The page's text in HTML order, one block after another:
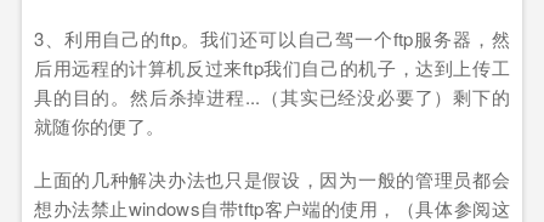
3、利用自己的ftp。我们还可以自己驾一个ftp服务器，然
后用远程的计算机反过来ftp我们自己的机子，达到上传工
具的目的。然后杀掉进程...（其实已经没必要了）剩下的
就随你的便了。
上面的几种解决办法也只是假设，因为一般的管理员都会
想办法禁止windows自带tftp客户端的使用，（具体参阅这